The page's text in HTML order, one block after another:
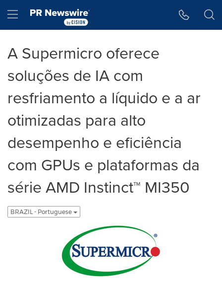
Hamburger menu
A Supermicro oferece
soluções de IA com
resfriamento a líquido e a ar
otimizadas para alto
desempenho e eficiência
com GPUs e plataformas da
série AMD Instinct™ MI350
BRAZIL - Portuguese